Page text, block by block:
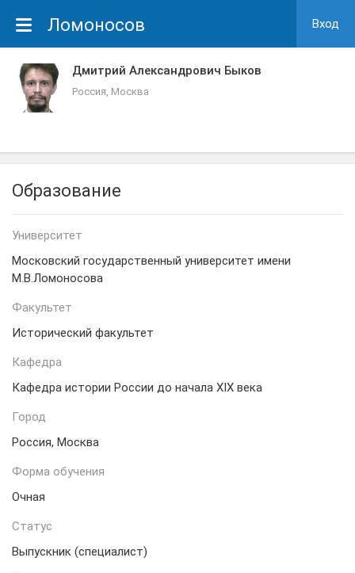
Ломоносов Вход
Дмитрий Александрович Быков
Россия, Москва
Образование
Университет
Московский государственный университет имени
М.В.Ломоносова
Факультет
Исторический факультет
Кафедра
Кафедра истории России до начала XIX века
Город
Россия, Москва
Форма обучения
Очная
Статус
Выпускник (специалист)